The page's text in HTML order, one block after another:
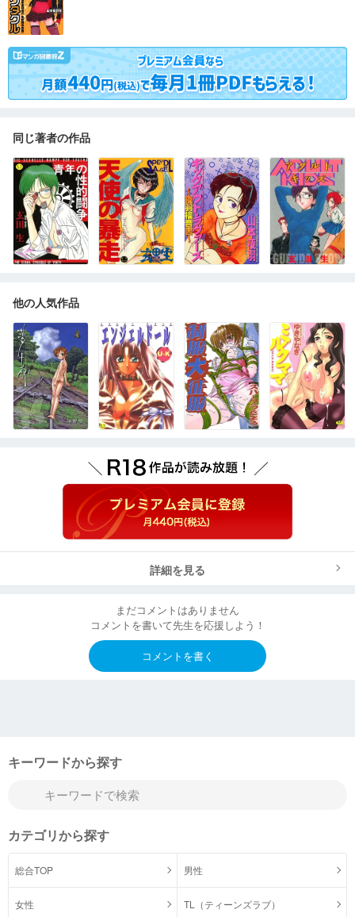
同じ著者の作品
他の人気作品
詳細を見る
まだコメントはありません
コメントを書いて先生を応援しよう！
コメントを書く
キーワードから探す
カテゴリから探す
総合TOP 男性
女性 TL（ティーンズラブ）